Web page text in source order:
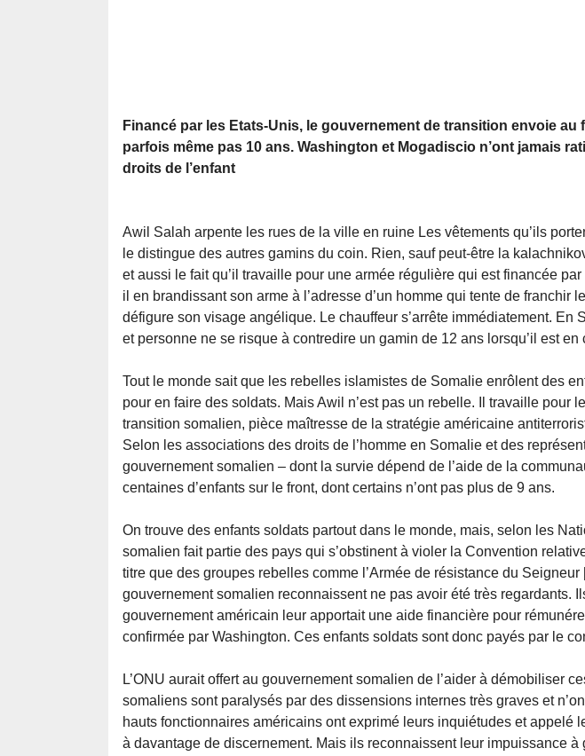
Financé par les Etats-Unis, le gouvernement de transition envoie au
parfois même pas 10 ans. Washington et Mogadiscio n’ont jamais
droits de l’enfant
Awil Salah arpente les rues de la ville en ruine Les vêtements qu’ils
le distingue des autres gamins du coin. Rien, sauf peut-être la
et aussi le fait qu’il travaille pour une armée régulière qui est financée
il en brandissant son arme à l’adresse d’un homme qui tente de franchir
défigure son visage angélique. Le chauffeur s’arrête immédiatement. En
et personne ne se risque à contredire un gamin de 12 ans lorsqu’il est en
Tout le monde sait que les rebelles islamistes de Somalie enrôlent des
pour en faire des soldats. Mais Awil n’est pas un rebelle. Il travaille pour
transition somalien, pièce maîtresse de la stratégie américaine
Selon les associations des droits de l’homme en Somalie et des
gouvernement somalien – dont la survie dépend de l’aide de la
centaines d’enfants sur le front, dont certains n’ont pas plus de 9 ans.
On trouve des enfants soldats partout dans le monde, mais, selon les
somalien fait partie des pays qui s’obstinent à violer la Convention
titre que des groupes rebelles comme l’Armée de résistance du Seigneur
gouvernement somalien reconnaissent ne pas avoir été très regardants.
gouvernement américain leur apportait une aide financière pour
confirmée par Washington. Ces enfants soldats sont donc payés par le
L’ONU aurait offert au gouvernement somalien de l’aider à démobiliser
somaliens sont paralysés par des dissensions internes très graves et
hauts fonctionnaires américains ont exprimé leurs inquiétudes et appelé
à davantage de discernement. Mais ils reconnaissent leur impuissance à